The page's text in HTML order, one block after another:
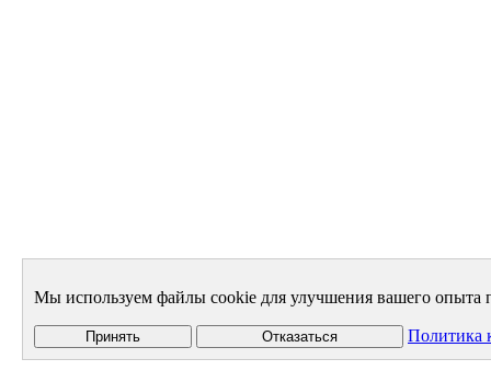
Мы используем файлы cookie для улучшения вашего опыта
Принять Отказаться Политика